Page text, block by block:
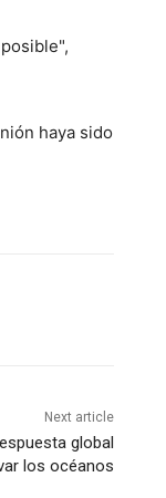
haya sido
Next article
global
los océanos